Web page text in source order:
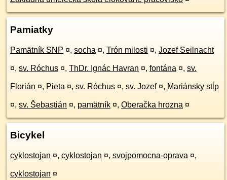
Pamiatky
Pamätník SNP ¤, socha ¤, Trón milosti ¤, Jozef Seilnacht
¤, sv. Róchus ¤, ThDr. Ignác Havran ¤, fontána ¤, sv.
Florián ¤, Pieta ¤, sv. Róchus ¤, sv. Jozef ¤, Mariánsky stĺp
¤, sv. Šebastián ¤, pamätník ¤, Oberačka hrozna ¤
Bicykel
cyklostojan ¤, cyklostojan ¤, svojpomocna-oprava ¤,
cyklostojan ¤